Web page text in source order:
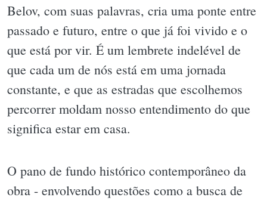
Belov, com suas palavras, cria uma ponte entre
passado e futuro, entre o que já foi vivido e o
que está por vir. É um lembrete indelével de
que cada um de nós está em uma jornada
constante, e que as estradas que escolhemos
percorrer moldam nosso entendimento do que
significa estar em casa.
O pano de fundo histórico contemporâneo da
obra - envolvendo questões como a busca de